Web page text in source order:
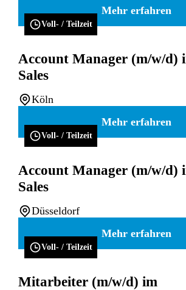
Mehr erfahren
Voll- / Teilzeit
Account Manager (m/w/d)
Sales
Köln
Mehr erfahren
Voll- / Teilzeit
Account Manager (m/w/d)
Sales
Düsseldorf
Mehr erfahren
Voll- / Teilzeit
Mitarbeiter (m/w/d) im